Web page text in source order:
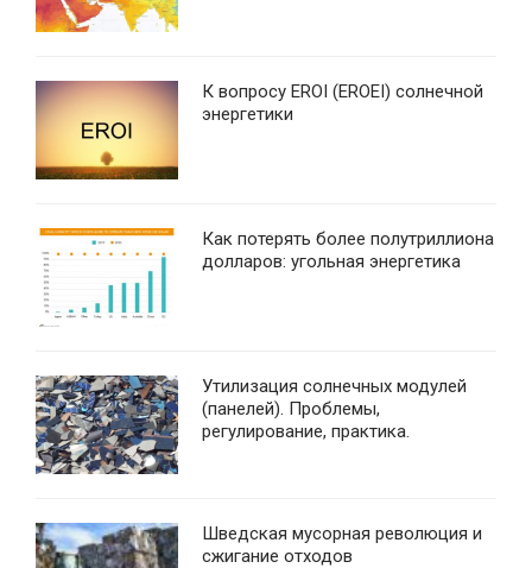
К вопросу EROI (EROEI) солнечной
энергетики
Как потерять более полутриллиона
долларов: угольная энергетика
Утилизация солнечных модулей
(панелей). Проблемы,
регулирование, практика.
Шведская мусорная революция и
сжигание отходов